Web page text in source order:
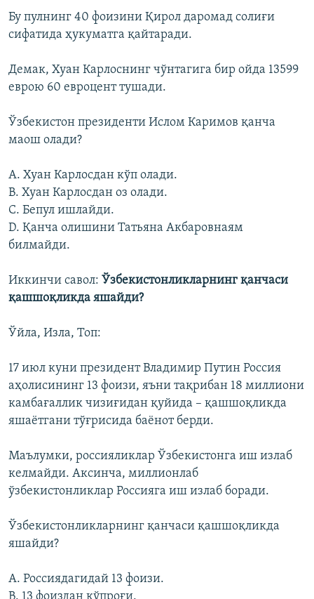
Бу пулнинг 40 фоизини Қирол даромад солиғи
сифатида ҳукуматга қайтаради.
Демак, Хуан Карлоснинг чўнтагига бир ойда 13599
еврою 60 евроцент тушади.
Ўзбекистон президенти Ислом Каримов қанча
маош олади?
A. Хуан Карлосдан кўп олади.
B. Хуан Карлосдан оз олади.
C. Бепул ишлайди.
D. Қанча олишини Татьяна Акбаровнаям
билмайди.
Иккинчи савол: Ўзбекистонликларнинг қанчаси
қашшоқликда яшайди?
Ўйла, Изла, Топ:
17 июл куни президент Владимир Путин Россия
аҳолисининг 13 фоизи, яъни тақрибан 18 миллиони
камбағаллик чизиғидан қуйида – қашшоқликда
яшаётгани тўғрисида баёнот берди.
Маълумки, россияликлар Ўзбекистонга иш излаб
келмайди. Аксинча, миллионлаб
ўзбекистонликлар Россияга иш излаб боради.
Ўзбекистонликларнинг қанчаси қашшоқликда
яшайди?
A. Россиядагидай 13 фоизи.